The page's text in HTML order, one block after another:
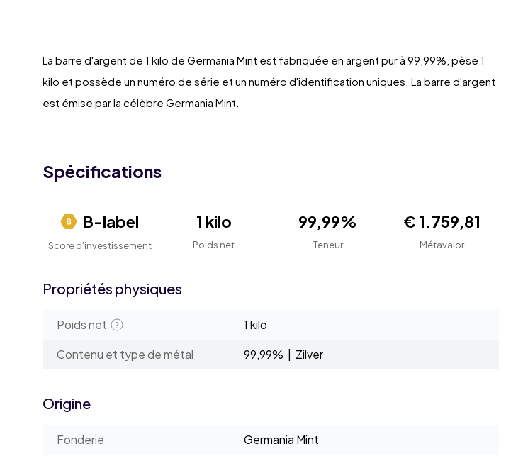
La barre d'argent de 1 kilo de Germania Mint est fabriquée en argent pur à 99,99%, pèse 1
kilo et possède un numéro de série et un numéro d'identification uniques. La barre d'argent
est émise par la célèbre Germania Mint.
Spécifications
B-label
Score d'investissement
1 kilo
Poids net
99,99%
Teneur
€ 1.759,81
Métavalor
Propriétés physiques
Poids net
1 kilo
Contenu et type de métal
99,99% | Zilver
Origine
Fonderie Germania Mint